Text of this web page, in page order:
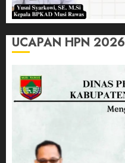
UCAPAN HPN 2026